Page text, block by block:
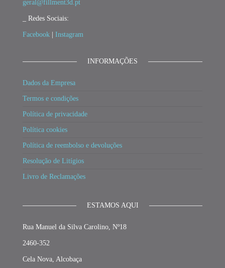
geral@fillment3d.pt
_ Redes Sociais:
Facebook Instagram
INFORMAÇÕES
Dados da Empresa
Termos e condições
Política de privacidade
Política cookies
Política de reembolso e devoluções
Resolução de Litígios
Livro de Reclamações
ESTAMOS AQUI
Rua Manuel da Silva Carolino, Nº18
2460-352
Cela Nova, Alcobaça